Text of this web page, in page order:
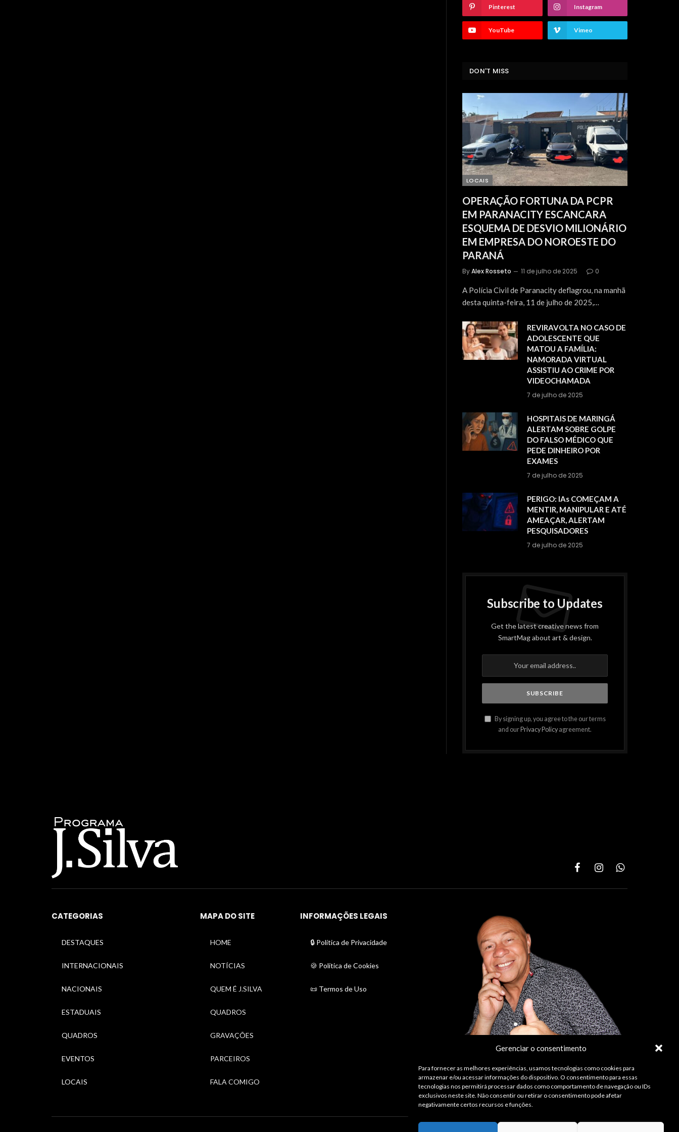
Gerenciar o consentimento
Para fornecer as melhores experiências, usamos tecnologias como cookies para
armazenar e/ou acessar informações do dispositivo. O consentimento para essas
tecnologias nos permitirá processar dados como comportamento de navegação ou IDs
exclusivos neste site. Não consentir ou retirar o consentimento pode afetar
negativamente certos recursos e funções.
Pinterest Instagram
YouTube Vimeo
DON'T MISS
LOCAIS
OPERAÇÃO FORTUNA DA PCPR
EM PARANACITY ESCANCARA
ESQUEMA DE DESVIO MILIONÁRIO
EM EMPRESA DO NOROESTE DO
PARANÁ
ByAlex Rosseto 11 de julho de 2025 0
A Polícia Civil de Paranacity deflagrou, na manhã
desta quinta-feira, 11 de julho de 2025,…
REVIRAVOLTA NO CASO DE
ADOLESCENTE QUE
MATOU A FAMÍLIA:
NAMORADA VIRTUAL
ASSISTIU AO CRIME POR
VIDEOCHAMADA
7 de julho de 2025
HOSPITAIS DE MARINGÁ
ALERTAM SOBRE GOLPE
DO FALSO MÉDICO QUE
PEDE DINHEIRO POR
EXAMES
7 de julho de 2025
PERIGO: IAs COMEÇAM A
MENTIR, MANIPULAR E ATÉ
AMEAÇAR, ALERTAM
PESQUISADORES
7 de julho de 2025
Subscribe to Updates
Get the latest creative news from
SmartMag about art & design.
By signing up, you agree to the our terms
and our Privacy Policy agreement.
FacebookInstagramWhatsApp
CATEGORIAS
DESTAQUES
INTERNACIONAIS
NACIONAIS
ESTADUAIS
QUADROS
EVENTOS
LOCAIS
MAPA DO SITE
HOME
NOTÍCIAS
QUEM É J.SILVA
QUADROS
GRAVAÇÕES
PARCEIROS
FALA COMIGO
INFORMAÇÕES LEGAIS
🔒 Política de Privacidade
🍪 Política de Cookies
📜 Termos de Uso